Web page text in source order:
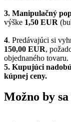
3. Manipulačný
výške 1,50 EUR
4. Predávajúci si
150,00 EUR,
objednaného tovaru.
5. Kupujúci
kúpnej ceny.
Možno by